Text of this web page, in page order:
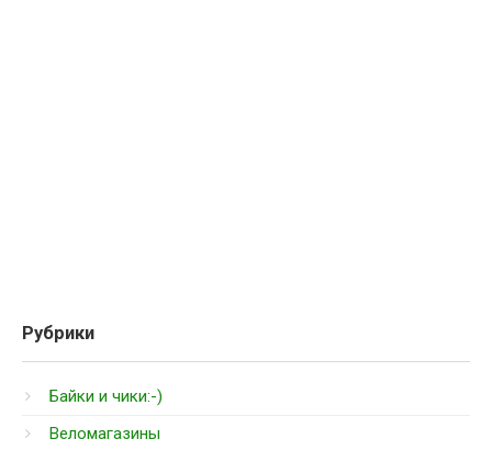
Рубрики
Байки и чики:-)
Веломагазины